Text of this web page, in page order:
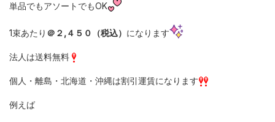
単品でもアソートでもOK
1束あたり ＠２,４５０（税込） になります
法人は送料無料
個人・離島・北海道・沖縄は割引運賃になります
例えば